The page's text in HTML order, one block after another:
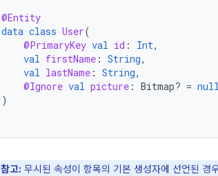
@Entity
data class User(
@PrimaryKey val id : Int,
val firstName : String,
val lastName : String,
@Ignore val picture : Bitmap? = null
)
참고: 무시된 속성이 항목의 기본 생성자에 선언된 경